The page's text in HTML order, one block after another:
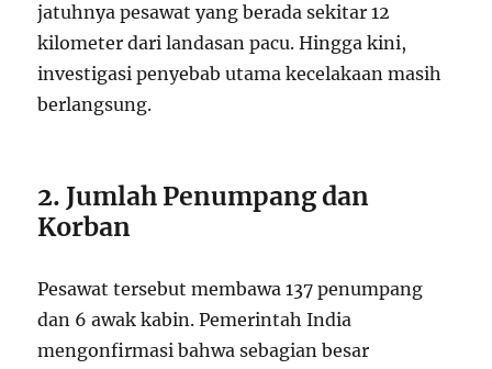
jatuhnya pesawat yang berada sekitar 12
kilometer dari landasan pacu. Hingga kini,
investigasi penyebab utama kecelakaan masih
berlangsung.
2. Jumlah Penumpang dan
Korban
Pesawat tersebut membawa 137 penumpang
dan 6 awak kabin. Pemerintah India
mengonfirmasi bahwa sebagian besar